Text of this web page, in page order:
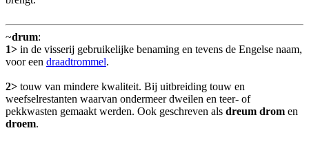
~drum:
1> in de visserij gebruikelijke benaming en tevens de Engelse naam,
voor een draadtrommel.
2> touw van mindere kwaliteit. Bij uitbreiding touw en
weefselrestanten waarvan ondermeer dweilen en teer- of
pekkwasten gemaakt werden. Ook geschreven als dreum drom en
droem.